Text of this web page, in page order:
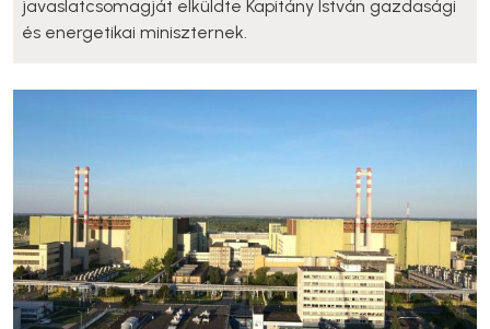
javaslatcsomagját elküldte Kapitány István gazdasági
és energetikai miniszternek.